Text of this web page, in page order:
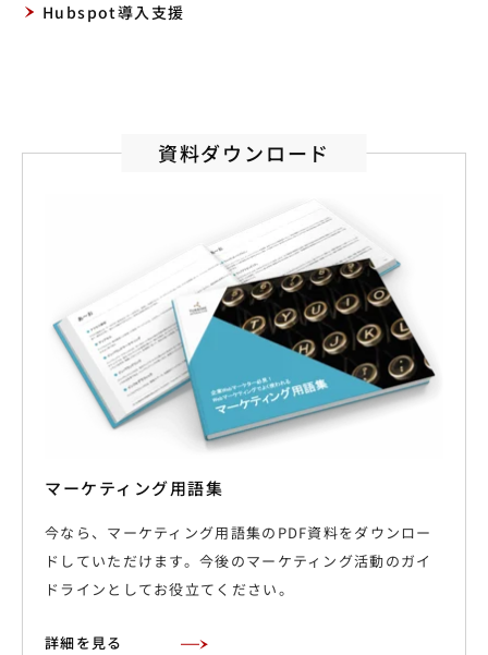
Hubspot導入支援
資料ダウンロード
マーケティング用語集
今なら、マーケティング用語集のPDF資料をダウンロー
ドしていただけます。今後のマーケティング活動のガイ
ドラインとしてお役立てください。
詳細を見る